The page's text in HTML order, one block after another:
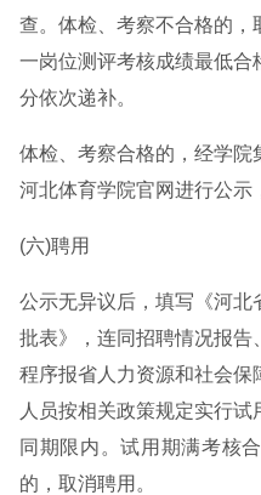
查。体检、考察不合格的，
一岗位测评考核成绩最低
分依次递补。
体检、考察合格的，经学院
河北体育学院官网进行公示
(六)聘用
公示无异议后，填写《河北
批表》，连同招聘情况报
程序报省人力资源和社会保
人员按相关政策规定实行
同期限内。试用期满考核
的，取消聘用。